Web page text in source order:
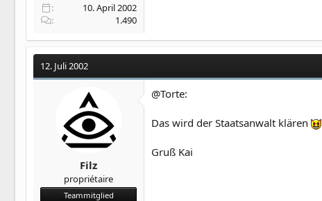
10. April 2002
1.490
12. Juli 2002
Filz
propriétaire
Teammitglied
@Torte:
Das wird der Staatsanwalt klären
Gruß Kai